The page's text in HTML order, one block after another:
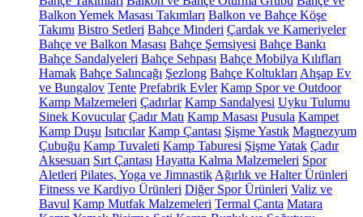
Balkon Yemek Masası Takımları Balkon ve Bahçe Köşe
Takımı Bistro Setleri Bahçe Minderi Çardak ve Kameriyeler
Bahçe ve Balkon Masası Bahçe Şemsiyesi Bahçe Bankı
Bahçe Sandalyeleri Bahçe Sehpası Bahçe Mobilya Kılıfları
Hamak Bahçe Salıncağı Şezlong Bahçe Koltukları Ahşap Ev
ve Bungalov Tente Prefabrik Evler Kamp Spor ve Outdoor
Kamp Malzemeleri Çadırlar Kamp Sandalyesi Uyku Tulumu
Sinek Kovucular Çadır Matı Kamp Masası Pusula Kampet
Kamp Duşu Isıtıcılar Kamp Çantası Şişme Yastık Magnezyum
Çubuğu Kamp Tuvaleti Kamp Taburesi Şişme Yatak Çadır
Aksesuarı Sırt Çantası Hayatta Kalma Malzemeleri Spor
Aletleri Pilates, Yoga ve Jimnastik Ağırlık ve Halter Ürünleri
Fitness ve Kardiyo Ürünleri Diğer Spor Ürünleri Valiz ve
Bavul Kamp Mutfak Malzemeleri Termal Çanta Matara